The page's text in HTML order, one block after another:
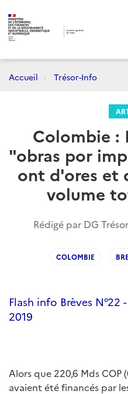
Accueil Trésor-Info
Colombie :
"obras por
ont d'ores et
volume
Rédigé par DG
COLOMBIE
Flash info Brèves N°22
2019
Alors que 220,6 Mds COP
avaient été financés par